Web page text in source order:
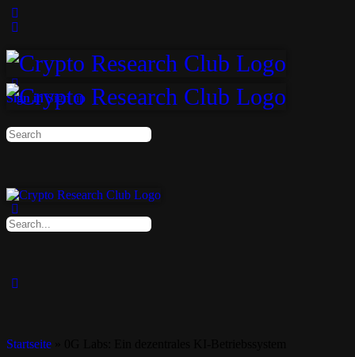
Sign in Sign up
Startseite